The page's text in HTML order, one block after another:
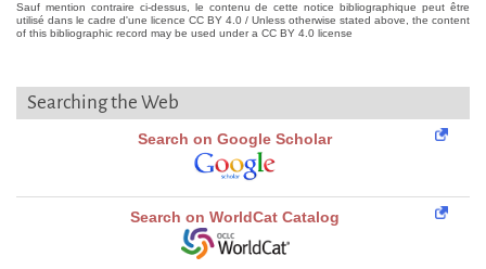
Sauf mention contraire ci-dessus, le contenu de cette notice bibliographique peut être
utilisé dans le cadre d'une licence CC BY 4.0 / Unless otherwise stated above, the content
of this bibliographic record may be used under a CC BY 4.0 license
Searching the Web
Search on Google Scholar
Search on WorldCat Catalog